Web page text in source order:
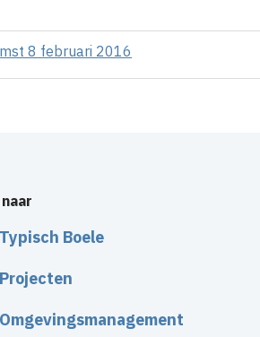
8 februari 2016
Typisch Boele
Projecten
Omgevingsmanagement